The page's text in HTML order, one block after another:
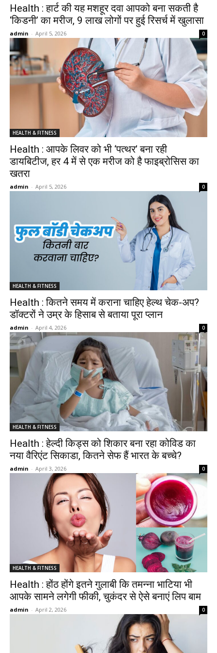
Health : हार्ट की यह मशहूर दवा आपको बना सकती है
‘किडनी’ का मरीज, 9 लाख लोगों पर हुई रिसर्च में खुलासा
admin - April 5, 2026 0
HEALTH & FITNESS
Health : आपके लिवर को भी ‘पत्थर’ बना रही
डायबिटीज, हर 4 में से एक मरीज को है फाइब्रोसिस का
खतरा
admin - April 5, 2026 0
HEALTH & FITNESS
Health : कितने समय में कराना चाहिए हेल्थ चेक-अप?
डॉक्टरों ने उम्र के हिसाब से बताया पूरा प्लान
admin - April 4, 2026 0
HEALTH & FITNESS
Health : हेल्दी किड्स को शिकार बना रहा कोविड का
नया वैरिएंट सिकाडा, कितने सेफ हैं भारत के बच्चे?
admin - April 3, 2026 0
HEALTH & FITNESS
Health : होंठ होंगे इतने गुलाबी कि तमन्ना भाटिया भी
आपके सामने लगेगी फीकी, चुकंदर से ऐसे बनाएं लिप बाम
admin - April 2, 2026 0